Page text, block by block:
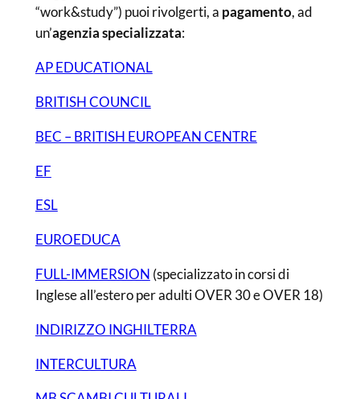
“work&study”) puoi rivolgerti, a pagamento, ad
un’agenzia specializzata:
AP EDUCATIONAL
BRITISH COUNCIL
BEC – BRITISH EUROPEAN CENTRE
EF
ESL
EUROEDUCA
FULL-IMMERSION (specializzato in corsi di
Inglese all’estero per adulti OVER 30 e OVER 18)
INDIRIZZO INGHILTERRA
INTERCULTURA